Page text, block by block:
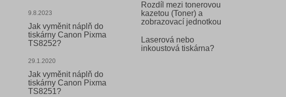
9.8.2023
Jak vyměnit náplň do
tiskárny Canon Pixma
TS8252?
29.1.2020
Jak vyměnit náplň do
tiskárny Canon Pixma
TS8251?
Rozdíl mezi tonerovou
kazetou (Toner) a
zobrazovací jednotkou
Laserová nebo
inkoustová tiskárna?